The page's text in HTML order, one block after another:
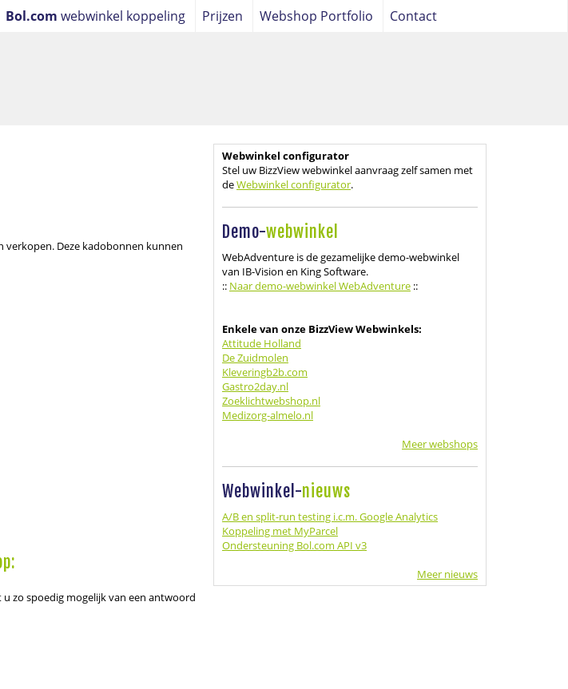
Bol.com webwinkel koppeling Prijzen Webshop Portfolio Contact
Deze kadobonnen kunnen
zo spoedig mogelijk van een antwoord
Webwinkel configurator
Stel uw BizzView webwinkel aanvraag zelf samen met
deWebwinkel configurator.
Demo-webwinkel
WebAdventure is de gezamelijke demo-webwinkel
van IB-Vision en King Software.
:: Naar demo-webwinkel WebAdventure ::
Enkele van onze BizzView Webwinkels:
Attitude Holland
De Zuidmolen
Kleveringb2b.com
Gastro2day.nl
Zoeklichtwebshop.nl
Medizorg-almelo.nl
Meer webshops
Webwinkel-nieuws
A/B en split-run testing i.c.m. Google Analytics
Koppeling met MyParcel
Ondersteuning Bol.com API v3
Meer nieuws